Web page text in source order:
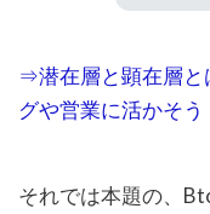
⇒潜在層と顕在層と
グや営業に活かそう
それでは本題の、